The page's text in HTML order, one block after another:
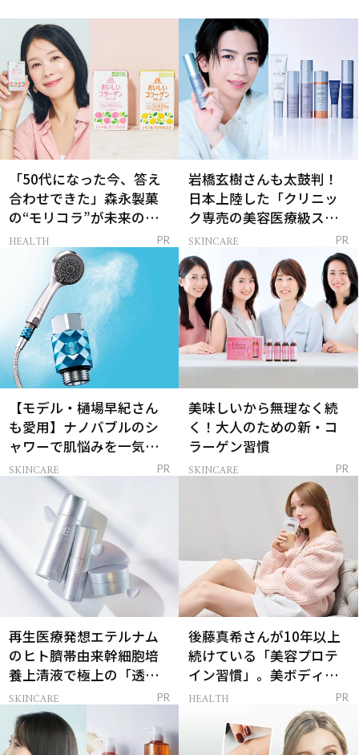
「50代になった今、答え
合わせできた」森永製菓
の“モリコラ”が未来のキ
レイを連れてくる！
HEALTH PR
岩橋玄樹さんも太鼓判！
日本上陸した「クリニッ
ク専売の美容医療級スキ
ンケア」
SKINCARE PR
【モデル・樋場早紀さん
も愛用】ナノバブルのシ
ャワーで肌悩みを一気に
解決
SKINCARE PR
美味しいから無理なく続
く！大人のための新・コ
ラーゲン習慣
SKINCARE PR
再生医療発想エテルナム
のヒト臍帯由来幹細胞培
養上清液で極上の「透明
感ハリ肌」へ
SKINCARE PR
後藤真希さんが10年以上
続けている「美容プロテ
イン習慣」。美ボディを
支える朝ルーティンと
HEALTH PR